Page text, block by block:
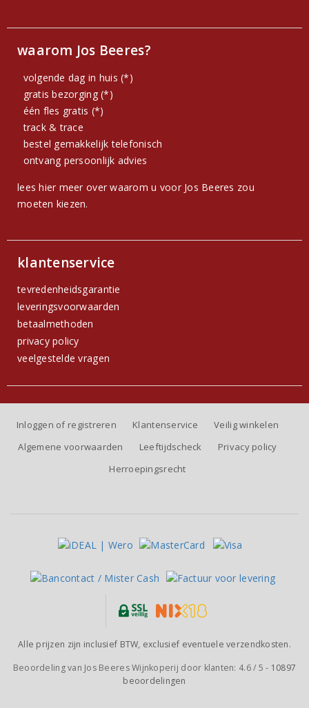
waarom Jos Beeres?
volgende dag in huis (*)
gratis bezorging (*)
één fles gratis (*)
track & trace
bestel gemakkelijk telefonisch
ontvang persoonlijk advies
lees hier meer over waarom u voor Jos Beeres zou
moeten kiezen.
klantenservice
tevredenheidsgarantie
leveringsvoorwaarden
betaalmethoden
privacy policy
veelgestelde vragen
Inloggen of registreren Klantenservice
Veilig winkelen
Algemene voorwaarden
Leeftijdscheck
Privacy policy
Herroepingsrecht
Alle prijzen zijn inclusief BTW, exclusief eventuele verzendkosten.
Beoordeling van Jos Beeres Wijnkoperij door klanten: 4.6/ 5 - 10897
beoordelingen